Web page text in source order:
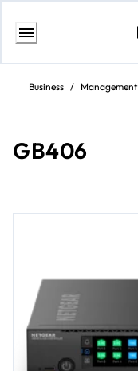
Aller
contenuBusiness / Management
GB406